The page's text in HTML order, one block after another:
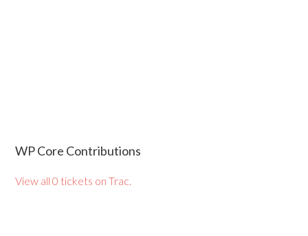
WP Core Contributions
View all 0 tickets on Trac.